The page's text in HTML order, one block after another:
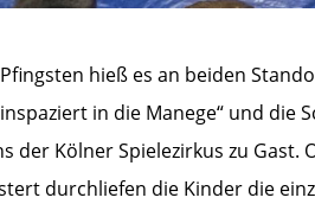
hieß es an beiden
in die Manege“ und die
der Kölner Spielezirkus zu Gast.
durchliefen die Kinder die